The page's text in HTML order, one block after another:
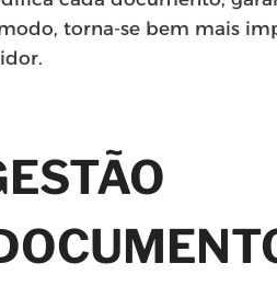
torna-se bem mais